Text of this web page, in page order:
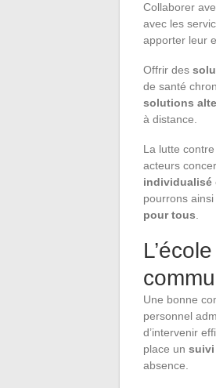
Collaborer
avec les
apporter leur
Offrir des
de santé
solutions
à distance.
La lutte contre
acteurs
individualisé
pourrons
pour tous.
Une bonne
personnel
d’intervenir
place un
absence.